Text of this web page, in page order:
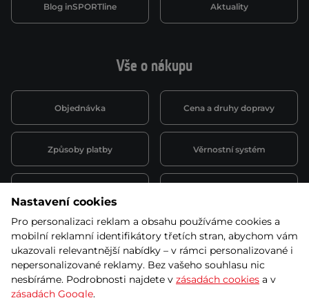
Vše o nákupu
Objednávka Cena a druhy dopravy
Způsoby platby Věrnostní systém
Půjčovna
obchodní podmínky
Kariéra
Blog inSPORTline Aktuality
Nastavení cookies
Pro personalizaci reklam a obsahu používáme cookies a
mobilní reklamní identifikátory třetích stran, abychom vám
ukazovali relevantnější nabídky – v rámci personalizované i
nepersonalizované reklamy. Bez vašeho souhlasu nic
nesbíráme. Podrobnosti najdete v zásadách cookies a v
zásadách Google.